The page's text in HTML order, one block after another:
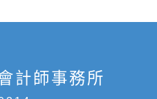
計師事務所